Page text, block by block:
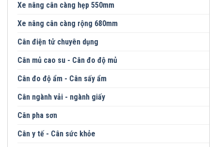
Xe nâng cân càng hẹp 550mm
Xe nâng cân càng rộng 680mm
Cân điện tử chuyên dụng
Cân mủ cao su - Cân đo độ mủ
Cân đo độ ẩm - Cân sấy ẩm
Cân ngành vải - ngành giấy
Cân pha sơn
Cân y tế - Cân sức khỏe